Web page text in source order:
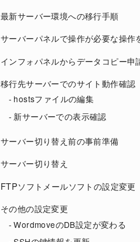
最新サーバー環境への移行手順
サーバーパネルで操作が必要な操作
インフォパネルからデータコピー申
移行先サーバーでのサイト動作確認
hostsファイルの編集
新サーバーでの表示確認
サーバー切り替え前の事前準備
サーバー切り替え
FTPソフトメールソフトの設定変更
その他の設定変更
WordmoveのDB設定が変わる